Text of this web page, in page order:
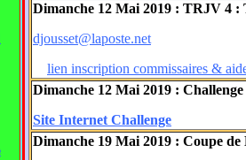
Dimanche 12 Mai 2019 : TRJV 4
djousset@laposte.net
lien inscription commissaires &
Dimanche 12 Mai 2019 :
Site Internet Challenge
Dimanche 19 Mai 2019 : Coupe